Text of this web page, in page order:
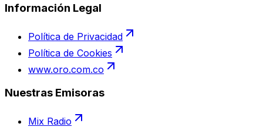
Información Legal
Política de Privacidad
Política de Cookies
www.oro.com.co
Nuestras Emisoras
Mix Radio